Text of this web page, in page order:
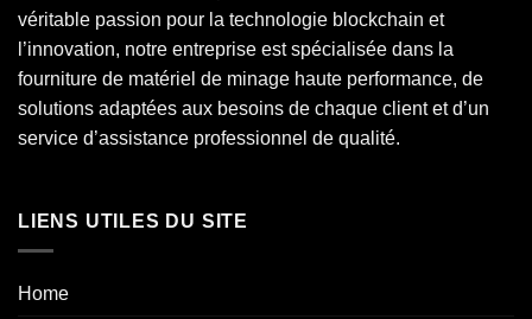
véritable passion pour la technologie blockchain et
l’innovation, notre entreprise est spécialisée dans la
fourniture de matériel de minage haute performance, de
solutions adaptées aux besoins de chaque client et d’un
service d’assistance professionnel de qualité.
LIENS UTILES DU SITE
Home